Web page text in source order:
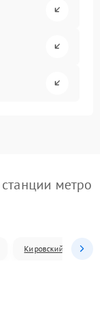
метро
Кировский